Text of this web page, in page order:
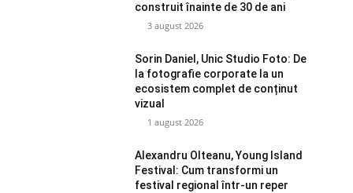
construit înainte de 30 de ani
3 august 2026
Sorin Daniel, Unic Studio Foto: De
la fotografie corporate la un
ecosistem complet de conținut
vizual
1 august 2026
Alexandru Olteanu, Young Island
Festival: Cum transformi un
festival regional într-un reper